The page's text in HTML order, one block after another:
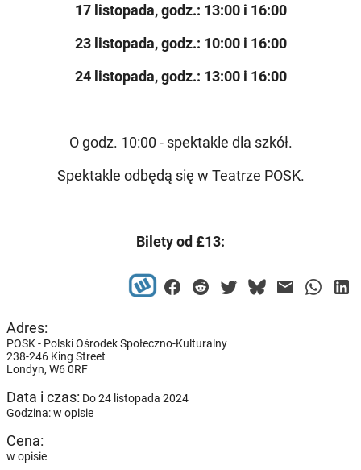
17 listopada, godz.: 13:00 i 16:00
23 listopada, godz.: 10:00 i 16:00
24 listopada, godz.: 13:00 i 16:00
O godz. 10:00 - spektakle dla szkół.
Spektakle odbędą się w Teatrze POSK.
Bilety od £13:
Adres:
POSK - Polski Ośrodek Społeczno-Kulturalny
238-246 King Street
Londyn, W6 0RF
Data i czas: Do 24 listopada 2024
Godzina: w opisie
Cena:
w opisie